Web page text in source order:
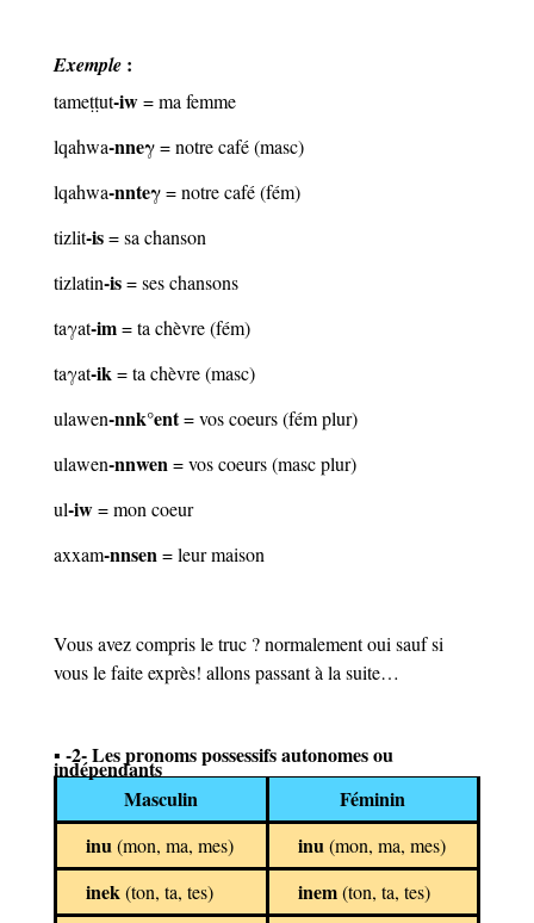
Exemple:
tameṭṭut-iw= ma femme
lqahwa-nneγ= notre café (masc)
lqahwa-nnteγ= notre café (fém)
tizlit-is= sa chanson
tizlatin-is= ses chansons
taγat-im= ta chèvre (fém)
taγat-ik = ta chèvre (masc)
ulawen-nnk°ent= vos coeurs (fém plur)
ulawen-nnwen = vos coeurs (masc plur)
ul-iw= mon coeur
axxam-nnsen = leur maison
Vous avez compris le truc ? normalement oui sauf si
vous le faite exprès! allons passant à la suite…
▪ -2- Les pronoms possessifs autonomes ou
indépendants
Masculin
Féminin
inu (mon, ma, mes) inu (mon, ma, mes)
inek (ton, ta, tes) inem(ton, ta, tes)